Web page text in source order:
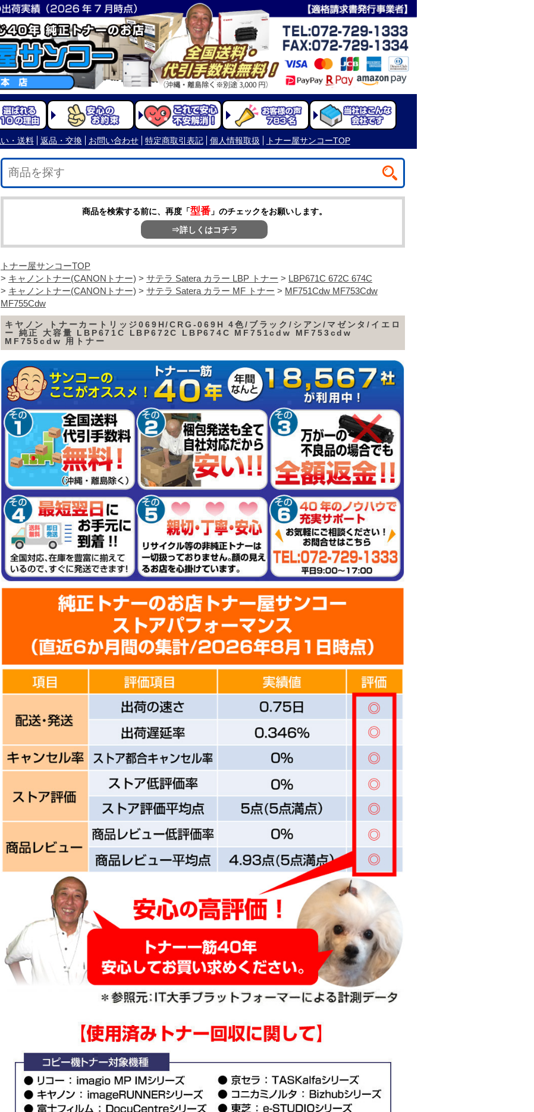
商品を検索する前に、再度「型番」のチェックをお願いします。
⇒詳しくはコチラ
トナー屋サンコーTOP
> キャノントナー(CANONトナー) > サテラ Satera カラー LBP トナー > LBP671C 672C 674C
> キャノントナー(CANONトナー) > サテラ Satera カラー MF トナー > MF751Cdw MF753Cdw
MF755Cdw
キヤノン トナーカートリッジ069H/CRG-069H 4色/ブラック/シアン/マゼンタ/イエロ
ー 純正 大容量 LBP671C LBP672C LBP674C MF751cdw MF753cdw
MF755cdw 用トナー